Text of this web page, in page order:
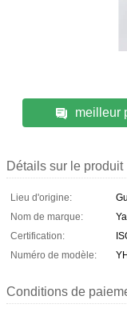
meilleur
Détails sur le produit
Lieu d'origine:
Nom de marque:
Certification:
Numéro de modèle:
Conditions de